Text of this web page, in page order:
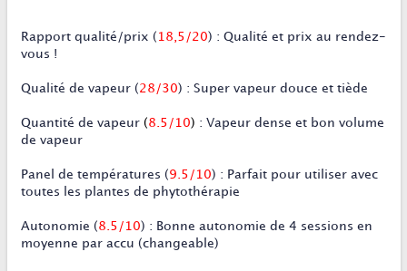
Rapport qualité/prix ( 18,5/20) : Qualité et prix au rendez-
vous !
Qualité de vapeur (28/30) : Super vapeur douce et tiède
Quantité de vapeur(8.5/10) : Vapeur dense et bon volume
de vapeur
Panel de températures (9.5/10) : Parfait pour utiliser avec
toutes les plantes de phytothérapie
Autonomie (8.5/10) : Bonne autonomie de 4 sessions en
moyenne par accu (changeable)